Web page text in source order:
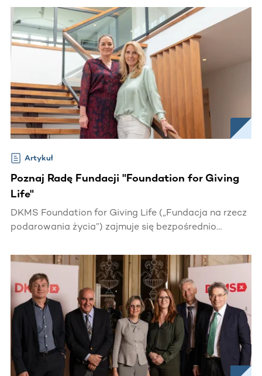
ostatecznie umiera na białaczkę.
Artykuł
Poznaj Radę Fundacji "Foundation for Giving
Life"
DKMS Foundation for Giving Life („Fundacja na rzecz
podarowania życia”) zajmuje się bezpośrednio